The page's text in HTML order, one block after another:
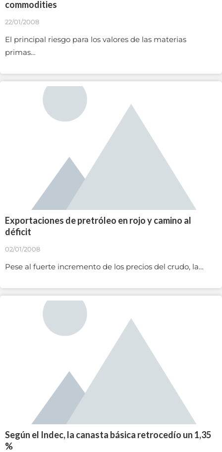
commodities
22/01/2008
El principal riesgo para los valores de las materias
primas…
Exportaciones de pretróleo en rojo y camino al
déficit
02/01/2008
Pese al fuerte incremento de los precios del crudo, la…
Según el Indec, la canasta básica retrocedío un 1,35
%